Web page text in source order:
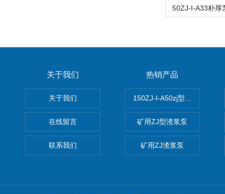
关于我们
关于我们
在线留言
联系我们
热销产品
150ZJ-I-A50zj型渣浆泵
矿用ZJ型渣浆泵
矿用ZJ渣浆泵